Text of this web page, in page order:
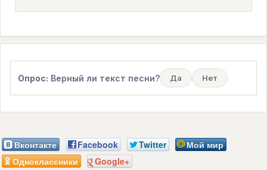
Опрос: Верный ли текст песни? Да Нет
Вконтакте Facebook Twitter
Мой мир
Одноклассники
Google+